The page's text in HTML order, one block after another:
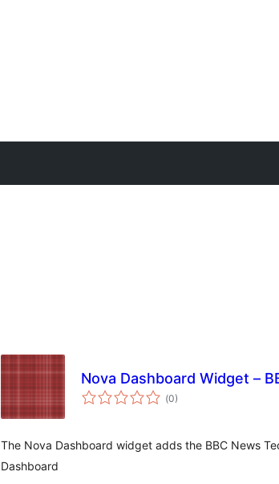
Nova Dashboard Widget –
(Totalt
antal
0)
The Nova Dashboard widget adds the BBC News
Dashboard